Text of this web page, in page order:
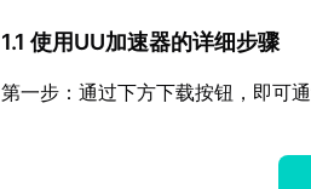
1.1 使用UU加速器的详细步骤
第一步：通过下方下载按钮，即可